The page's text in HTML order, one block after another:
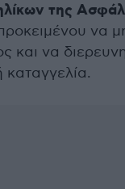
της
να
και να